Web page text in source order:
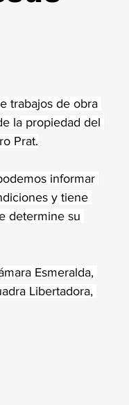
trabajos de obra
la propiedad del
Prat.
informar
y tiene
determine su
Esmeralda,
Libertadora,